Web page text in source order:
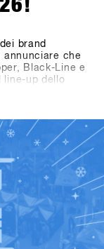
brand
annunciare che
Black-Line e
line-up dello
tutti i brand